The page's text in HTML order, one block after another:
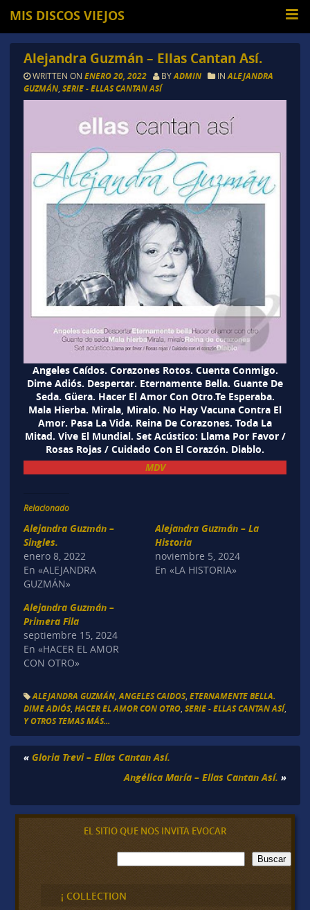
MIS DISCOS VIEJOS
Alejandra Guzmán – Ellas Cantan Así.
WRITTEN ON ENERO 20, 2022 BYADMIN IN ALEJANDRA
GUZMÁN, SERIE - ELLAS CANTAN ASÍ
Angeles Caídos. Corazones Rotos. Cuenta Conmigo.
Dime Adiós. Despertar. Eternamente Bella. Guante De
Seda. Güera. Hacer El Amor Con Otro.Te Esperaba.
Mala Hierba. Mirala, Miralo. No Hay Vacuna Contra El
Amor. Pasa La Vida. Reina De Corazones. Toda La
Mitad. Vive El Mundial. Set Acústico: Llama Por Favor /
Rosas Rojas / Cuidado Con El Corazón. Diablo.
MDV
Relacionado
Alejandra Guzmán –
Singles.
enero 8, 2022
En «ALEJANDRA
GUZMÁN»
Alejandra Guzmán – La
Historia
noviembre 5, 2024
En «LA HISTORIA»
Alejandra Guzmán –
Primera Fila
septiembre 15, 2024
En «HACER EL AMOR
CON OTRO»
ALEJANDRA GUZMÁN, ANGELES CAIDOS, ETERNAMENTE BELLA.
DIME ADIÓS, HACER EL AMOR CON OTRO, SERIE - ELLAS CANTAN ASÍ,
Y OTROS TEMAS MÁS...
« Gloria Trevi – Ellas Cantan Así.
Angélica María – Ellas Cantan Así. »
EL SITIO QUE NOS INVITA EVOCAR
B
u
c
a
Buscar
¡ COLLECTION